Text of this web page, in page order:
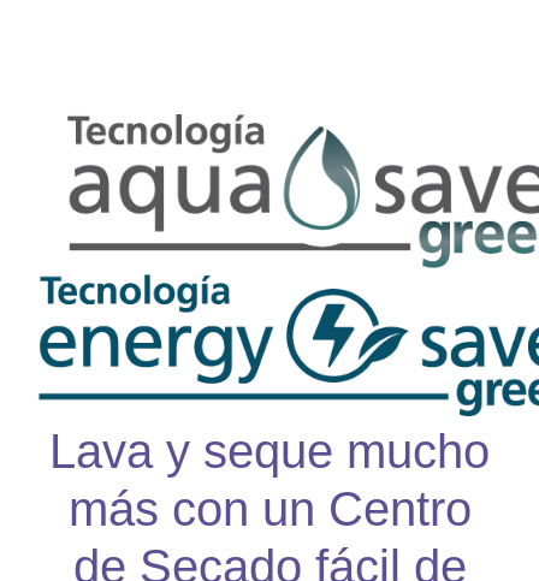
Lava y seque mucho
más con un Centro
de Secado fácil de